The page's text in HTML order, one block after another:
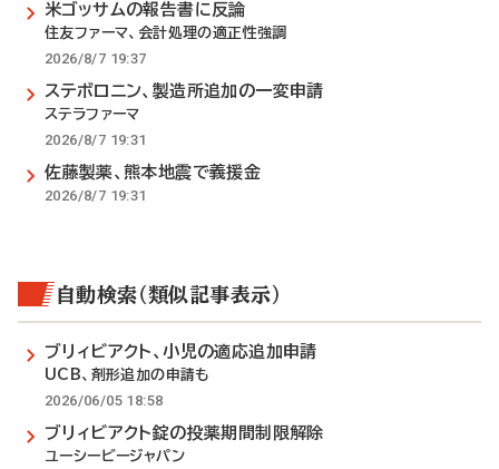
米ゴッサムの報告書に反論
住友ファーマ、会計処理の適正性強調
2026/8/7 19:37
ステボロニン、製造所追加の一変申請
ステラファーマ
2026/8/7 19:31
佐藤製薬、熊本地震で義援金
2026/8/7 19:31
自動検索（類似記事表示）
ブリィビアクト、小児の適応追加申請
UCB、剤形追加の申請も
2026/06/05 18:58
ブリィビアクト錠の投薬期間制限解除
ユーシービージャパン